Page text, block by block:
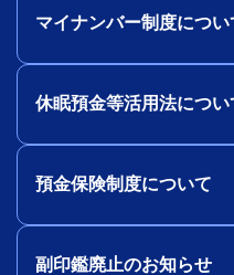
マイナンバー制度につい
休眠預金等活用法につい
預金保険制度について
副印鑑廃止のお知らせ